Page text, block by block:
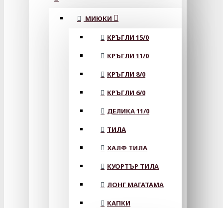
МИЮКИ
КРЪГЛИ 15/0
КРЪГЛИ 11/0
КРЪГЛИ 8/0
КРЪГЛИ 6/0
ДЕЛИКА 11/0
ТИЛА
ХАЛФ ТИЛА
КУОРТЪР ТИЛА
ЛОНГ МАГАТАМА
КАПКИ